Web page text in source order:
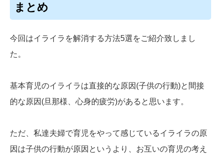
まとめ
今回はイライラを解消する方法5選をご紹介致しまし
た。
基本育児のイライラは直接的な原因(子供の行動)と間接
的な原因(旦那様、心身的疲労)があると思います。
ただ、私達夫婦で育児をやって感じているイライラの原
因は子供の行動が原因というより、お互いの育児の考え